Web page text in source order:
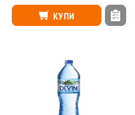
КУПИ